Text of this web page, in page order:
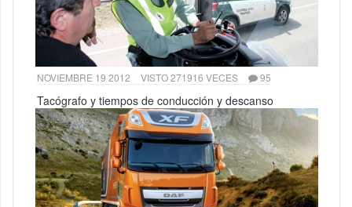
NOVIEMBRE 19 2012 VISTO 271916 VECES 95
Tacógrafo y tiempos de conducción y descanso